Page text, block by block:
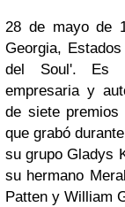
28 de mayo de
Georgia,
del Soul'. Es
empresaria y
de siete
que grabó
su grupo Gladys
su hermano
Patten y William